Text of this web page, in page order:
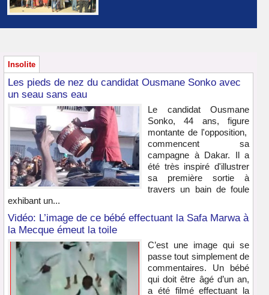
Insolite
Les pieds de nez du candidat Ousmane Sonko avec
un seau sans eau
Le candidat Ousmane
Sonko, 44 ans, figure
montante de l'opposition,
commencent sa
campagne à Dakar. Il a
été très inspiré d'illustrer
sa première sortie à
travers un bain de foule
exhibant un...
Vidéo: L’image de ce bébé effectuant la Safa Marwa à
la Mecque émeut la toile
C’est une image qui se
passe tout simplement de
commentaires. Un bébé
qui doit être âgé d’un an,
a été filmé effectuant la